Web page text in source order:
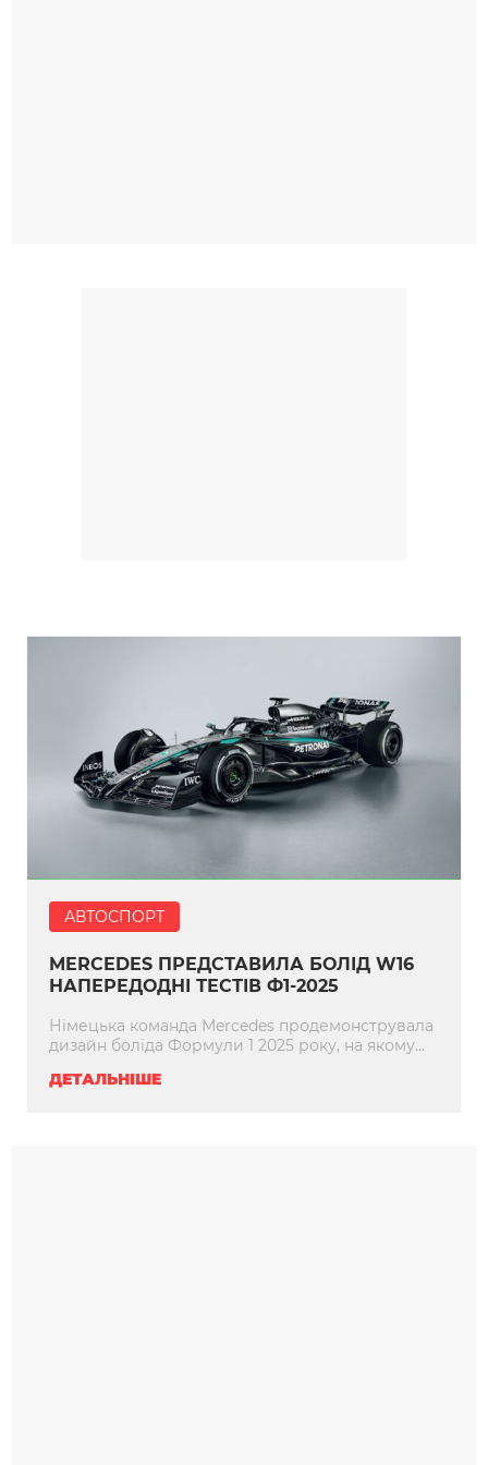
АВТОСПОРТ
MERCEDES ПРЕДСТАВИЛА БОЛІД W16
НАПЕРЕДОДНІ ТЕСТІВ Ф1-2025
Німецька команда Mercedes продемонструвала
дизайн боліда Формули 1 2025 року, на якому...
ДЕТАЛЬНІШЕ